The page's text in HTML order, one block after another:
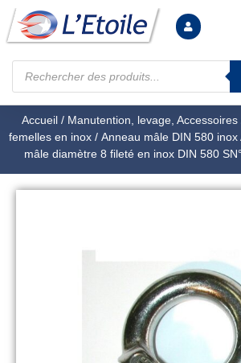
Accueil/ Manutention, levage, Accessoires
femelles en inox/ Anneau mâle DIN 580 inox
mâle diamètre 8 fileté en inox DIN 580